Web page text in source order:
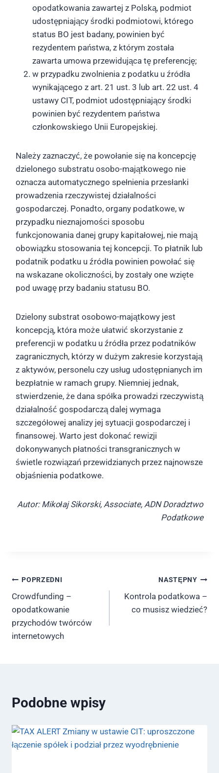
opodatkowania zawartej z Polską, podmiot
udostępniający środki podmiotowi, którego
status BO jest badany, powinien być
rezydentem państwa, z którym została
zawarta umowa przewidująca tę preferencję;
w przypadku zwolnienia z podatku u źródła
wynikającego z art. 21 ust. 3 lub art. 22 ust. 4
ustawy CIT, podmiot udostępniający środki
powinien być rezydentem państwa
członkowskiego Unii Europejskiej.
Należy zaznaczyć, że powołanie się na koncepcję
dzielonego substratu osobo-majątkowego nie
oznacza automatycznego spełnienia przesłanki
prowadzenia rzeczywistej działalności
gospodarczej. Ponadto, organy podatkowe, w
przypadku nieznajomości sposobu
funkcjonowania danej grupy kapitałowej, nie mają
obowiązku stosowania tej koncepcji. To płatnik lub
podatnik podatku u źródła powinien powołać się
na wskazane okoliczności, by zostały one wzięte
pod uwagę przy badaniu statusu BO.
Dzielony substrat osobowo-majątkowy jest
koncepcją, która może ułatwić skorzystanie z
preferencji w podatku u źródła przez podatników
zagranicznych, którzy w dużym zakresie korzystają
z aktywów, personelu czy usług udostępnianych im
bezpłatnie w ramach grupy. Niemniej jednak,
stwierdzenie, że dana spółka prowadzi rzeczywistą
działalność gospodarczą dalej wymaga
szczegółowej analizy jej sytuacji gospodarczej i
finansowej. Warto jest dokonać rewizji
dokonywanych płatności transgranicznych w
świetle rozwiązań przewidzianych przez najnowsze
objaśnienia podatkowe.
Autor: Mikołaj Sikorski, Associate, ADN Doradztwo
Podatkowe
Nawigacja
wpisu
POPRZEDNI
Crowdfunding –
opodatkowanie
przychodów twórców
internetowych
NASTĘPNY
Kontrola podatkowa –
co musisz wiedzieć?
Podobne wpisy